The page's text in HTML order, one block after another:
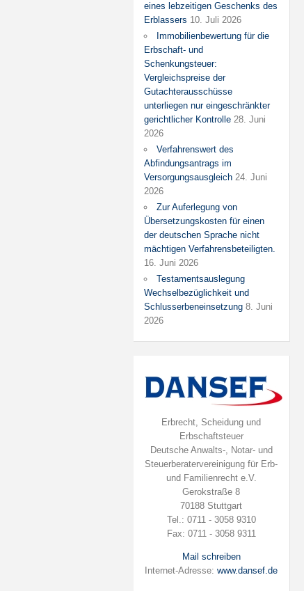
eines lebzeitigen Geschenks des
Erblassers 10. Juli 2026
Immobilienbewertung für die
Erbschaft- und
Schenkungsteuer:
Vergleichspreise der
Gutachterausschüsse
unterliegen nur eingeschränkter
gerichtlicher Kontrolle 28. Juni
2026
Verfahrenswert des
Abfindungsantrags im
Versorgungsausgleich 24. Juni
2026
Zur Auferlegung von
Übersetzungskosten für einen
der deutschen Sprache nicht
mächtigen Verfahrensbeteiligten.
16. Juni 2026
Testamentsauslegung
Wechselbezüglichkeit und
Schlusserbeneinsetzung 8. Juni
2026
Erbrecht, Scheidung und
Erbschaftsteuer
Deutsche Anwalts-, Notar- und
Steuerberatervereinigung für Erb-
und Familienrecht e.V.
Gerokstraße 8
70188 Stuttgart
Tel.: 0711 - 3058 9310
Fax: 0711 - 3058 9311
Mail schreiben
Internet-Adresse:www.dansef.de